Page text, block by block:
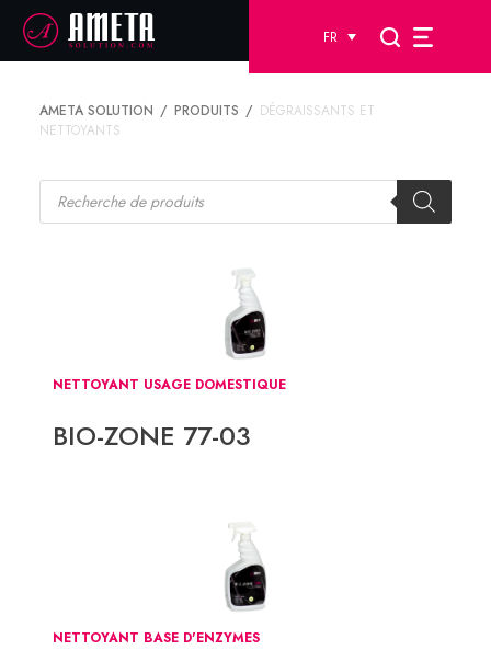
FR
AMETA SOLUTION PRODUITS
DÉGRAISSANTS ET
NETTOYANTS
Recherche
produits
NETTOYANT USAGE DOMESTIQUE
BIO-ZONE 77-03
NETTOYANT BASE D'ENZYMES